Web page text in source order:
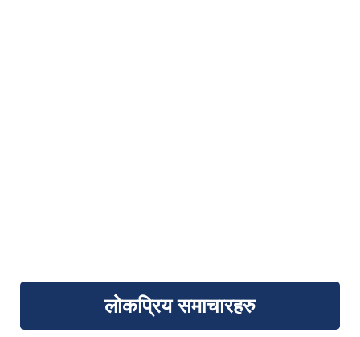
लोकप्रिय समाचारहरु